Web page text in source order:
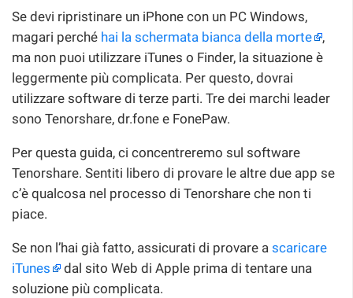
Se devi ripristinare un iPhone con un PC Windows,
magari perché hai la schermata bianca della morte
,
ma non puoi utilizzare iTunes o Finder, la situazione è
leggermente più complicata. Per questo, dovrai
utilizzare software di terze parti. Tre dei marchi leader
sono Tenorshare, dr.fone e FonePaw.
Per questa guida, ci concentreremo sul software
Tenorshare. Sentiti libero di provare le altre due app se
c’è qualcosa nel processo di Tenorshare che non ti
piace.
Se non l’hai già fatto, assicurati di provare a scaricare
iTunes
dal sito Web di Apple prima di tentare una
soluzione più complicata.